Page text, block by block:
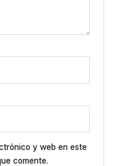
y web en este
comente.